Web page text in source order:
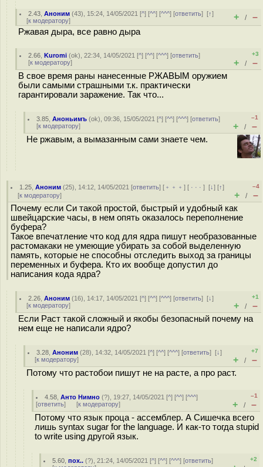
2.43 ,Аноним (43), 15:24, 14/05/2021 [^] [^^] [^^^] [ответить][↑]
[к модератору] + / –
Ржавая дыра, все равно дыра
2.66 ,Kuromi (ok), 22:34, 14/05/2021 [^] [^^] [^^^] [ответить]
[к модератору]
+3
+ / –
В свое время раны нанесенные РЖАВЫМ оружием
были самыми страшными т.к. практически
гарантировали заражение. Так что...
3.85 ,Аноньимъ (ok), 09:36, 15/05/2021 [^] [^^] [^^^] [ответить]
[к модератору]
–1
+ / –
Не ржавым, а вымазанным сами знаете чем.
1.25 ,Аноним (25), 14:12, 14/05/2021 [ответить] [ ﹢﹢﹢] [ · · ·][↓] [↑]
[к модератору]
–4
+ / –
Почему если Си такой простой, быстрый и удобный как
швейцарские часы, в нем опять оказалось переполнение
буфера?
Такое впечатление что код для ядра пишут необразованные
растомакаки не умеющие убирать за собой выделенную
память, которые не способны отследить выход за границы
переменных и буфера. Кто их вообще допустил до
написания кода ядра?
2.26 ,Аноним (16), 14:17, 14/05/2021 [^] [^^] [^^^] [ответить][↓]
[к модератору]
+1
+ / –
Если Раст такой сложный и якобы безопасный почему на
нем еще не написали ядро?
3.28 ,Аноним (28), 14:32, 14/05/2021 [^] [^^] [^^^] [ответить][↓]
[к модератору]
+7
+ / –
Потому что растобои пишут не на расте, а про раст.
4.58 ,Анто Нимно (?), 19:27, 14/05/2021 [^] [^^] [^^^]
[ответить] [к модератору]
–1
+ / –
Потому что язык проца - ассемблер. А Сишечка всего
лишь syntax sugar for the language. И как-то тогда stupid
to write using другой язык.
5.60 ,пох.. (?), 21:24, 14/05/2021 [^] [^^] [^^^] [ответить]
+2